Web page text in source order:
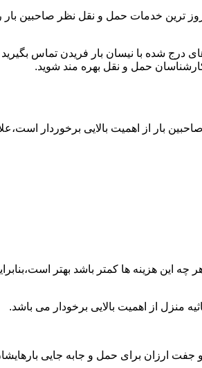
ترین خدمات حمل و نقل نظر صاحبین بار
های درج شده با نیسان بار فریدن تماس
حمل و نقل بهره مند شوید.
بار از اهمیت بالایی برخوردار
هزینه ها کمتر باشد بهتر
منزل از اهمیت بالایی برخودار می باشد.
ارزان برای حمل و جابه جایی